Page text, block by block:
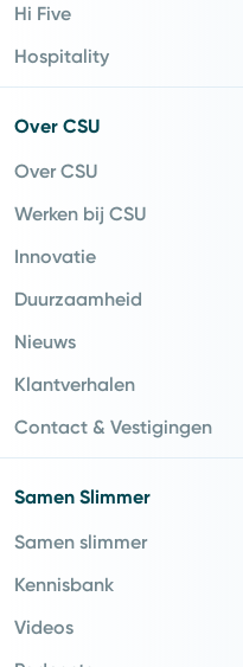
Hi Five
Hospitality
Over CSU
Over CSU
Werken bij CSU
Innovatie
Duurzaamheid
Nieuws
Klantverhalen
Contact & Vestigingen
Samen Slimmer
Samen slimmer
Kennisbank
Videos